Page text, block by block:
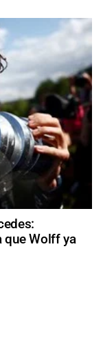
que Wolff ya